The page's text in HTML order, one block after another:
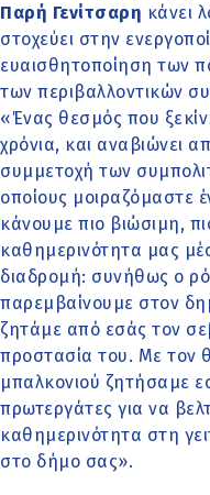
Παρή Γενίτσαρη κάνει
στοχεύει στην
ευαισθητοποίηση των
των περιβαλλοντικών
«Ένας θεσμός που
χρόνια, και αναβιώνει
συμμετοχή των
οποίους μοιραζόμαστε
κάνουμε πιο βιώσιμη,
καθημερινότητα μας
διαδρομή: συνήθως ο
παρεμβαίνουμε στον
ζητάμε από εσάς τον
προστασία του. Με τον
μπαλκονιού ζητήσαμε
πρωτεργάτες για να
καθημερινότητα στη
στο δήμο σας».